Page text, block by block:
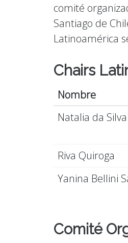
comité
Santiago de
Latinoamérica
Chairs
Nombre
Natalia da Silva
Riva Quiroga
Yanina Bellini
Comité